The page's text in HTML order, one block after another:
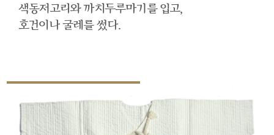
색동저고리와 까치두루마기를 입고,
호건이나 굴레를 썼다.